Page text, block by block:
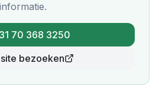
70 368 3250
bezoeken